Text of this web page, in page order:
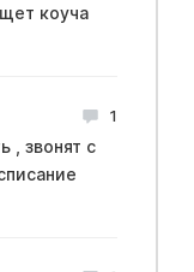
коуча
1
, звонят с